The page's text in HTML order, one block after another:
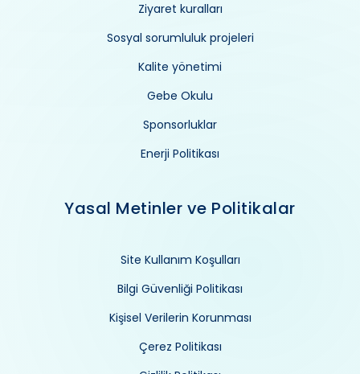
Ziyaret kuralları
Sosyal sorumluluk projeleri
Kalite yönetimi
Gebe Okulu
Sponsorluklar
Enerji Politikası
Yasal Metinler ve Politikalar
Site Kullanım Koşulları
Bilgi Güvenliği Politikası
Kişisel Verilerin Korunması
Çerez Politikası